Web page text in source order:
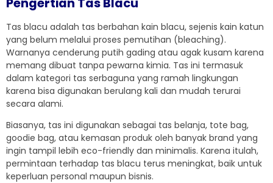
Tas blacu adalah tas berbahan kain blacu, sejenis kain katun
yang belum melalui proses pemutihan (bleaching).
Warnanya cenderung putih gading atau agak kusam karena
memang dibuat tanpa pewarna kimia. Tas ini termasuk
dalam kategori tas serbaguna yang ramah lingkungan
karena bisa digunakan berulang kali dan mudah terurai
secara alami.
Biasanya, tas ini digunakan sebagai tas belanja, tote bag,
goodie bag, atau kemasan produk oleh banyak brand yang
ingin tampil lebih eco-friendly dan minimalis. Karena itulah,
permintaan terhadap tas blacu terus meningkat, baik untuk
keperluan personal maupun bisnis.